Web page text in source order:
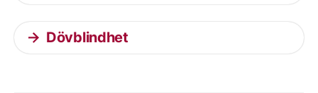
Dövblindhet